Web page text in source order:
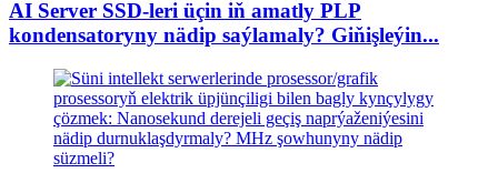
AI Server SSD-leri üçin iň amatly PLP
kondensatoryny nädip saýlamaly? Giňişleýin...